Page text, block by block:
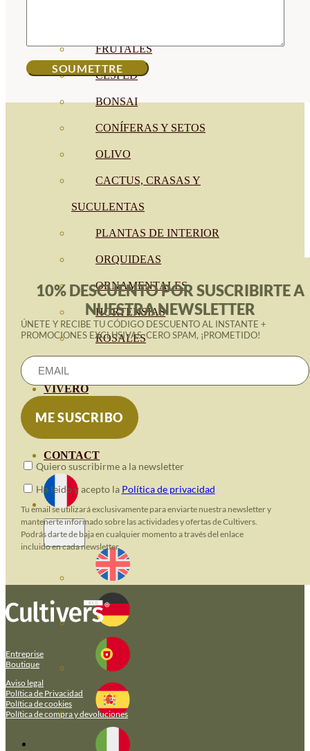
FRUTALES
CÉSPED
BONSAI
CONÍFERAS Y SETOS
OLIVO
CACTUS, CRASAS Y
SUCULENTAS
PLANTAS DE INTERIOR
ORQUIDEAS
ORNAMENTALES
HORTENSIAS
ROSALES
VIVERO
RECURSOS
CONTACT
10% DESCUENTO POR SUSCRIBIRTE A
NUESTRA NEWSLETTER
ÚNETE Y RECIBE TU CÓDIGO DESCUENTO AL INSTANTE +
PROMOCIONES EXCLUSIVAS. CERO SPAM, ¡PROMETIDO!
Quiero suscribirme a la newsletter
He leido y acepto la Política de privacidad
Tu email se utilizará exclusivamente para enviarte nuestra newsletter y
mantenerte informado sobre las actividades y ofertas de Cultivers.
Podrás darte de baja en cualquier momento a través del enlace
incluido en cada newsletter.
Entreprise
Boutique
Aviso legal
Política de Privacidad
Política de cookies
Política de compra y devoluciones